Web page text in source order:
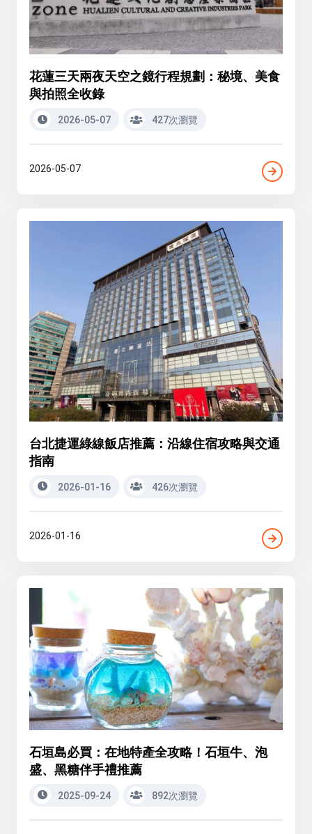
花蓮三天兩夜天空之鏡行程規劃：秘境、美食
與拍照全收錄
2026-05-07 427次瀏覽
2026-05-07
台北捷運綠線飯店推薦：沿線住宿攻略與交通
指南
2026-01-16 426次瀏覽
2026-01-16
石垣島必買：在地特產全攻略！石垣牛、泡
盛、黑糖伴手禮推薦
2025-09-24 892次瀏覽